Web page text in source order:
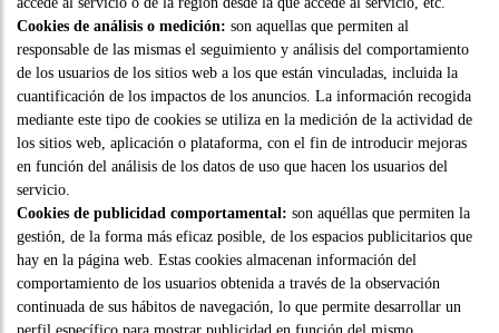
Cookies de análisis o medición: son aquellas que permiten al
responsable de las mismas el seguimiento y análisis del comportamiento
de los usuarios de los sitios web a los que están vinculadas, incluida la
cuantificación de los impactos de los anuncios. La información recogida
mediante este tipo de cookies se utiliza en la medición de la actividad de
los sitios web, aplicación o plataforma, con el fin de introducir mejoras
en función del análisis de los datos de uso que hacen los usuarios del
servicio.
Cookies de publicidad comportamental: son aquéllas que permiten la
gestión, de la forma más eficaz posible, de los espacios publicitarios que
hay en la página web. Estas cookies almacenan información del
comportamiento de los usuarios obtenida a través de la observación
continuada de sus hábitos de navegación, lo que permite desarrollar un